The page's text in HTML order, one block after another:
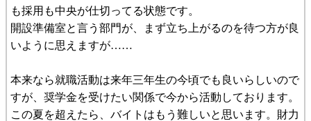
も採用も中央が仕切ってる状態です。
開設準備室と言う部門が、まず立ち上がるのを待つ方が良
いように思えますが……
本来なら就職活動は来年三年生の今頃でも良いらしいので
すが、奨学金を受けたい関係で今から活動しております。
この夏を超えたら、バイトはもう難しいと思います。財力